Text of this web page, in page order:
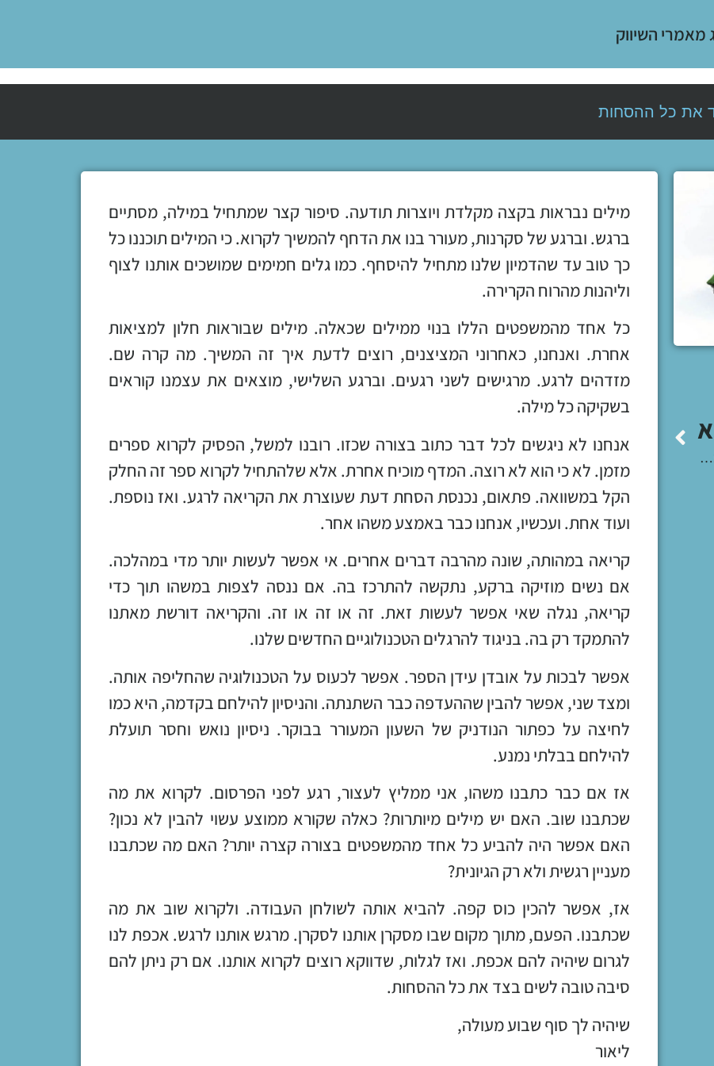
מאמרי השיווק
את כל ההסחות
למה אנשים לא באמת מצליחים למרות שכל המידע חופשי באינטרנט?
מילים נבראות בקצה מקלדת ויוצרות תודעה. סיפור קצר שמתחיל במילה, מסתיים
ברגש. וברגע של סקרנות, מעורר בנו את הדחף להמשיך לקרוא. כי המילים תוכננו כל
כך טוב עד שהדמיון שלנו מתחיל להיסחף. כמו גלים חמימים שמושכים אותנו לצוף
וליהנות מהרוח הקרירה.
כל אחד מהמשפטים הללו בנוי ממילים שכאלה. מילים שבוראות חלון למציאות
אחרת. ואנחנו, כאחרוני המציצנים, רוצים לדעת איך זה המשיך. מה קרה שם.
מזדהים לרגע. מרגישים לשני רגעים. וברגע השלישי, מוצאים את עצמנו קוראים
בשקיקה כל מילה.
אנחנו לא ניגשים לכל דבר כתוב בצורה שכזו. רובנו למשל, הפסיק לקרוא ספרים
מזמן. לא כי הוא לא רוצה. המדף מוכיח אחרת. אלא שלהתחיל לקרוא ספר זה החלק
הקל במשוואה. פתאום, נכנסת הסחת דעת שעוצרת את הקריאה לרגע. ואז נוספת.
ועוד אחת. ועכשיו, אנחנו כבר באמצע משהו אחר.
קריאה במהותה, שונה מהרבה דברים אחרים. אי אפשר לעשות יותר מדי במהלכה.
אם נשים מוזיקה ברקע, נתקשה להתרכז בה. אם ננסה לצפות במשהו תוך כדי
קריאה, נגלה שאי אפשר לעשות זאת. זה או זה או זה. והקריאה דורשת מאתנו
להתמקד רק בה. בניגוד להרגלים הטכנולוגיים החדשים שלנו.
אפשר לבכות על אובדן עידן הספר. אפשר לכעוס על הטכנולוגיה שהחליפה אותה.
ומצד שני, אפשר להבין שההעדפה כבר השתנתה. והניסיון להילחם בקדמה, היא כמו
לחיצה על כפתור הנודניק של השעון המעורר בבוקר. ניסיון נואש וחסר תועלת
להילחם בבלתי נמנע.
אז אם כבר כתבנו משהו, אני ממליץ לעצור, רגע לפני הפרסום. לקרוא את מה
שכתבנו שוב. האם יש מילים מיותרות? כאלה שקורא ממוצע עשוי להבין לא נכון?
האם אפשר היה להביע כל אחד מהמשפטים בצורה קצרה יותר? האם מה שכתבנו
מעניין רגשית ולא רק הגיונית?
אז, אפשר להכין כוס קפה. להביא אותה לשולחן העבודה. ולקרוא שוב את מה
שכתבנו. הפעם, מתוך מקום שבו מסקרן אותנו לסקרן. מרגש אותנו לרגש. אכפת לנו
לגרום שיהיה להם אכפת. ואז לגלות, שדווקא רוצים לקרוא אותנו. אם רק ניתן להם
סיבה טובה לשים בצד את כל ההסחות.
שיהיה לך סוף שבוע מעולה,
ליאור